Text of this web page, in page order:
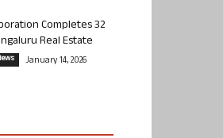
Completes 32
Real Estate
January 14, 2026